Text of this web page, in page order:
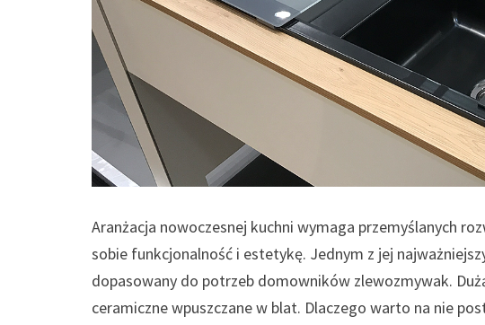
Aranżacja nowoczesnej kuchni wymaga przemyślanych
sobie funkcjonalność i estetykę. Jednym z jej
dopasowany do potrzeb domowników zlewozmywak.
ceramiczne wpuszczane w blat. Dlaczego warto na nie